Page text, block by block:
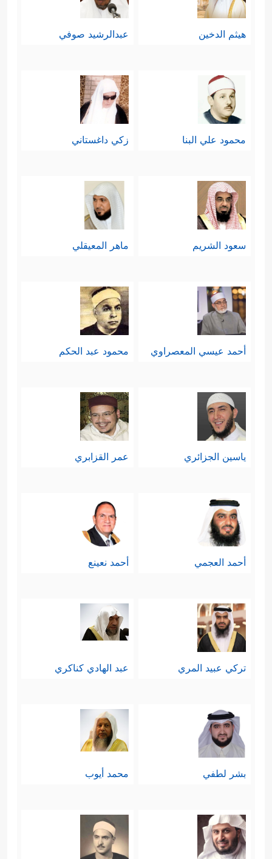
هيثم الدخين عبدالرشيد صوفي
محمود علي البنا زكي داغستاني
سعود الشريم ماهر المعيقلي
أحمد عيسي المعصراوي محمود عبد الحكم
ياسين الجزائري عمر القزابري
أحمد العجمي أحمد نعينع
تركي عبيد المري عبد الهادي كناكري
بشر لطفي محمد أيوب